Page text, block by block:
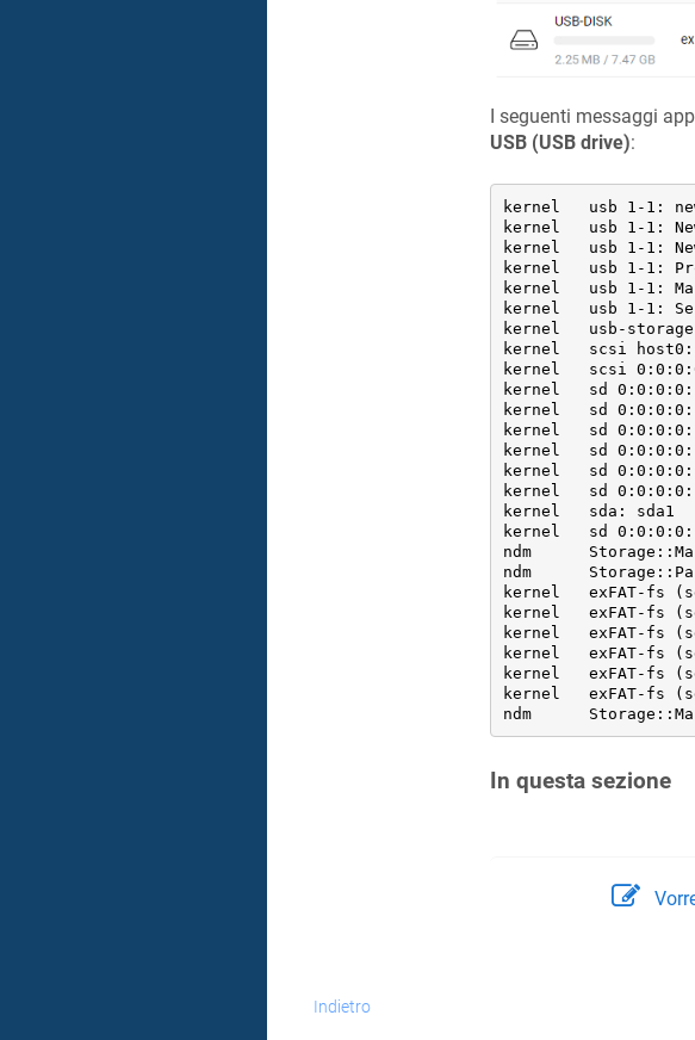
I seguenti messaggi
USB (USB drive):
kernel   usb 1-1:
kernel   usb 1-1:
kernel   usb 1-1:
kernel   usb 1-1:
kernel   usb 1-1:
kernel   usb 1-1:
kernel   usb-storage
kernel   scsi host0:
kernel   scsi 0:0:0:0:
kernel   sd 0:0:0:0:
kernel   sd 0:0:0:0:
kernel   sd
kernel   sd 0:0:0:0:
kernel   sd 0:0:0:0:
kernel   sd 0:0:0:0:
kernel   sda: sda1
kernel   sd 0:0:0:0:
ndm
ndm
kernel   exFAT-fs
kernel   exFAT-fs
kernel   exFAT-fs
kernel   exFAT-fs
kernel   exFAT-fs
kernel   exFAT-fs
ndm
In questa sezione
Indietro